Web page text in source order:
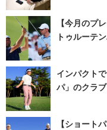
【今月のプ
トゥルーテ
インパクト
パ」のクラ
【ショート